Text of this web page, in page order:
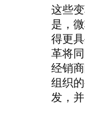
这些
是，
得更
革将
经销
组织
发，